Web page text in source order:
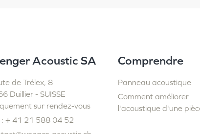
Acoustic SA
de Trélex, 8
Duillier - SUISSE
sur rendez-vous
: + 41 21 588 04 52
Comprendre
Panneau acoustique
Comment améliorer
l'acoustique d'une